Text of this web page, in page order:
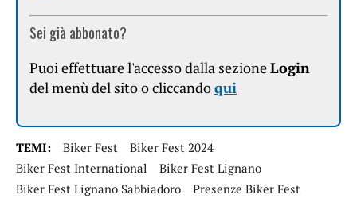
Sei già abbonato?
Puoi effettuare l'accesso dalla sezioneLogin
del menù del sito o cliccandoqui
TEMI: Biker Fest
Biker Fest 2024
Biker Fest International
Biker Fest Lignano
Biker Fest Lignano Sabbiadoro
Presenze Biker Fest